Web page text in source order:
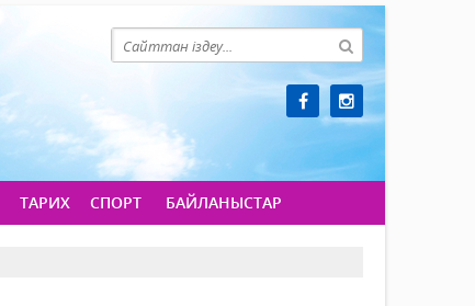
ТАРИХ СПОРТ БАЙЛАНЫСТАР